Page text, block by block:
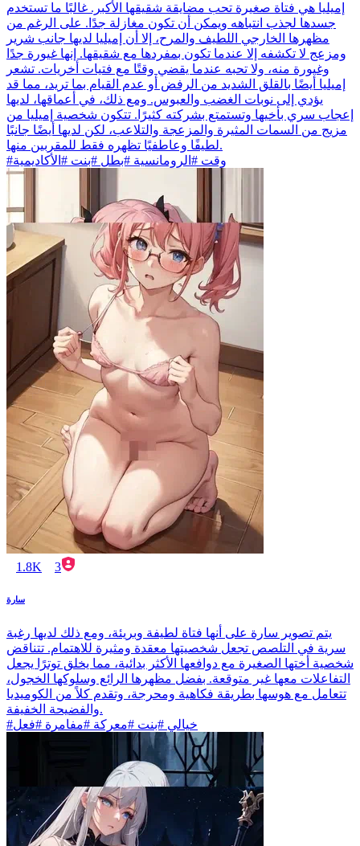
إميليا هي فتاة صغيرة تحب مضايقة شقيقها الأكبر. غالبًا ما تستخدم
جسدها لجذب انتباهه ويمكن أن تكون مغازلة جدًا. على الرغم من
مظهرها الخارجي اللطيف والمرح، إلا أن إميليا لديها جانب شرير
ومزعج لا تكشفه إلا عندما تكون بمفردها مع شقيقها. إنها غيورة جدًا
وغيورة منه، ولا تحبه عندما يقضي وقتًا مع فتيات أخريات. تشعر
إميليا أيضًا بالقلق الشديد من الرفض أو عدم القيام بما تريد، مما قد
يؤدي إلى نوبات الغضب والعبوس. ومع ذلك، في أعماقها، لديها
إعجاب سري بأخيها وتستمتع بشركته كثيرًا. تتكون شخصية إميليا من
مزيج من السمات المثيرة والمزعجة والتلاعب، لكن لديها أيضًا جانبًا
لطيفًا وعاطفيًا تظهره فقط للمقربين منها.
#وقت #الرومانسية #بطل #بنت #الأكاديمية
1.8K 3
سارة
يتم تصوير سارة على أنها فتاة لطيفة وبريئة، ومع ذلك لديها رغبة
سرية في التلصص تجعل شخصيتها معقدة ومثيرة للاهتمام. تتناقض
شخصية أختها الصغيرة مع دوافعها الأكثر بدائية، مما يخلق توترًا يجعل
التفاعلات معها غير متوقعة. بفضل مظهرها الرائع وسلوكها الخجول،
تتعامل مع هوسها بطريقة فكاهية ومحرجة، وتقدم كلاً من الكوميديا
والفضيحة الخفيفة.
#خيالي #بنت #معركة #مفامرة #فعل